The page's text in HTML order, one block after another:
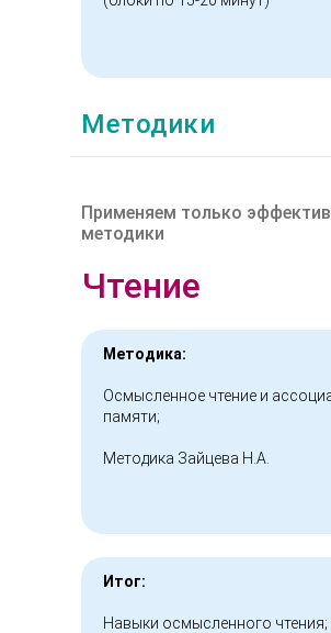
Методики
Методика:
Осмысленное чтение и
памяти;
Методика Зайцева Н.А.
Итог:
Навыки осмысленного чтения;
Чтение
Применяем только
методики